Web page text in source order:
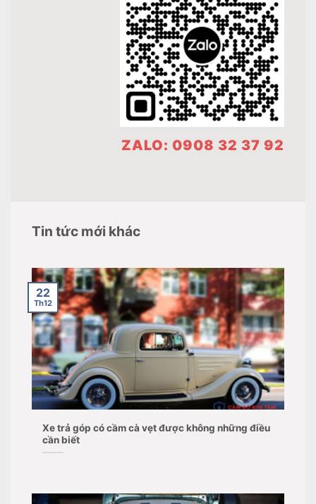
ZALO: 0908 32 37 92
Tin tức mới khác
Xe trả góp có cầm cà vẹt được không những điều
cần biết
22
Th12